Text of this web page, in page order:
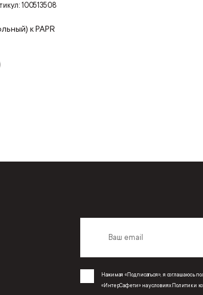
100513508
к PAPR
Нажимая «Подписаться», я соглашаюсь
«ИнтерСафети» на условиях Политики